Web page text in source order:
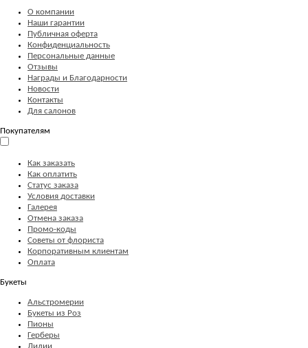
О компании
Наши гарантии
Публичная оферта
Конфиденциальность
Персональные данные
Отзывы
Награды и Благодарности
Новости
Контакты
Для салонов
Покупателям
Как заказать
Как оплатить
Статус заказа
Условия доставки
Галерея
Отмена заказа
Промо-коды
Советы от флориста
Корпоративным клиентам
Оплата
Букеты
Альстромерии
Букеты из Роз
Пионы
Герберы
Лилии